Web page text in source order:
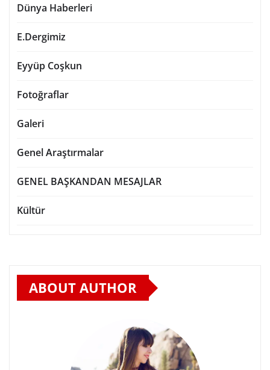
Dünya Haberleri
E.Dergimiz
Eyyüp Coşkun
Fotoğraflar
Galeri
Genel Araştırmalar
GENEL BAŞKANDAN MESAJLAR
Kültür
ABOUT AUTHOR